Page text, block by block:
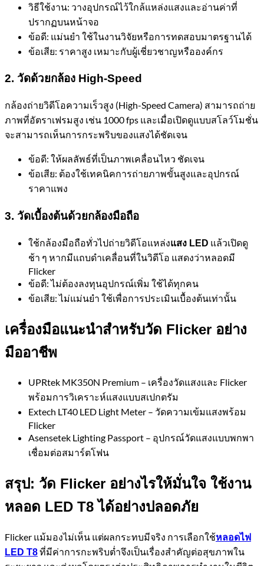
วิธีใช้งาน: วางอุปกรณ์ไว้ใกล้แหล่งแสงและอ่านค่าที่
ปรากฏบนหน้าจอ
ข้อดี: แม่นยำ ใช้ในงานวิจัยหรือการทดสอบมาตรฐานได้
ข้อเสีย: ราคาสูง เหมาะกับผู้เชี่ยวชาญหรือองค์กร
2. วัดด้วยกล้อง High-Speed
กล้องถ่ายวิดีโอความเร็วสูง (High-Speed Camera) สามารถถ่าย
ภาพที่อัตราเฟรมสูง เช่น 1000 fps และเมื่อเปิดดูแบบสโลว์โมชั่น
จะสามารถเห็นการกระพริบของแสงได้ชัดเจน
ข้อดี: ให้ผลลัพธ์ที่เป็นภาพเคลื่อนไหว ชัดเจน
ข้อเสีย: ต้องใช้เทคนิคการถ่ายภาพขั้นสูงและอุปกรณ์
ราคาแพง
3. วัดเบื้องต้นด้วยกล้องมือถือ
ใช้กล้องมือถือทั่วไปถ่ายวิดีโอแหล่งแสง LED แล้วเปิดดู
ช้า ๆ หากมีแถบดำเคลื่อนที่ในวิดีโอ แสดงว่าหลอดมี
Flicker
ข้อดี: ไม่ต้องลงทุนอุปกรณ์เพิ่ม ใช้ได้ทุกคน
ข้อเสีย: ไม่แม่นยำ ใช้เพื่อการประเมินเบื้องต้นเท่านั้น
เครื่องมือแนะนำสำหรับวัด Flicker อย่าง
มืออาชีพ
UPRtek MK350N Premium – เครื่องวัดแสงและ Flicker
พร้อมการวิเคราะห์แสงแบบสเปกตรัม
Extech LT40 LED Light Meter – วัดความเข้มแสงพร้อม
Flicker
Asensetek Lighting Passport – อุปกรณ์วัดแสงแบบพกพา
เชื่อมต่อสมาร์ตโฟน
สรุป: วัด Flicker อย่างไรให้มั่นใจ ใช้งาน
หลอด LED T8 ได้อย่างปลอดภัย
Flicker แม้มองไม่เห็น แต่ผลกระทบมีจริง การเลือกใช้หลอดไฟ
LED T8ที่มีค่าการกะพริบต่ำจึงเป็นเรื่องสำคัญต่อสุขภาพใน